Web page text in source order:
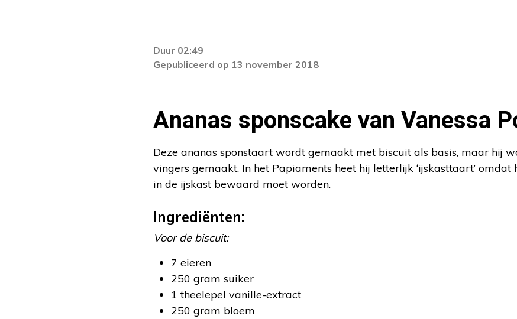
De gewenste stream is op dit moment niet
beschikbaar. Als het probleem zich blijft voordoen,
Duur 02:49
Gepubliceerd op 13 november 2018
Ananas sponscake van Vanessa
Deze ananas sponstaart wordt gemaakt met biscuit als basis, maar hij
vingers gemaakt. In het Papiaments heet hij letterlijk ‘ijskasttaart’
in de ijskast bewaard moet worden.
Ingrediënten:
Voor de biscuit:
7 eieren
250 gram suiker
1 theelepel vanille-extract
250 gram bloem